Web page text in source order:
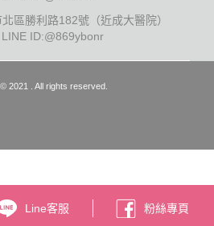
區勝利路182號（近成大醫院）
LINE ID:@869ybonr
2021 . All rights reserved.
Line客服 粉絲專頁